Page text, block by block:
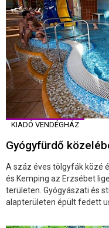
KIADÓ VENDÉGHÁZ
Gyógyfürdő
A száz éves tölgyfák közé
és Kemping az Erzsébet
területen. Gyógyászati és
alapterületen épült fedett